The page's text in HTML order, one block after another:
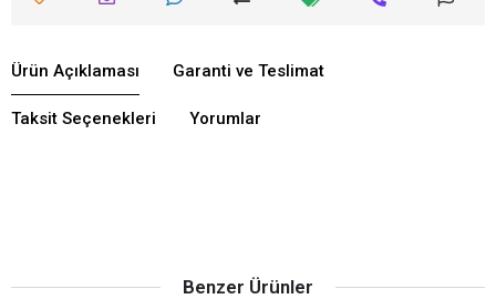
Ürün Açıklaması Garanti ve Teslimat
Taksit Seçenekleri Yorumlar
Benzer Ürünler